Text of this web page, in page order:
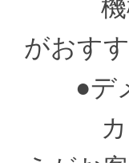
機械
がおす
●デメ
カシ